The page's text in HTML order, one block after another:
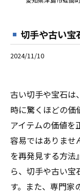
切手や古い宝
2024/11/10
古い切手や宝石は
時に驚くほどの価
アイテムの価値を
容易ではありませ
を再発見する方法
ら、切手や古い宝
す。また、専門家